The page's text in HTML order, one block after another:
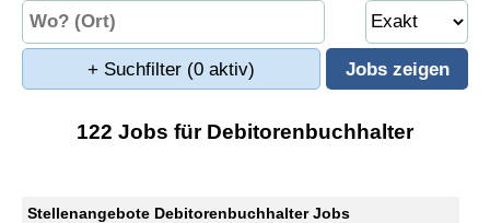
+ Suchfilter (0 aktiv)
122 Jobs für Debitorenbuchhalter
Stellenangebote Debitorenbuchhalter Jobs